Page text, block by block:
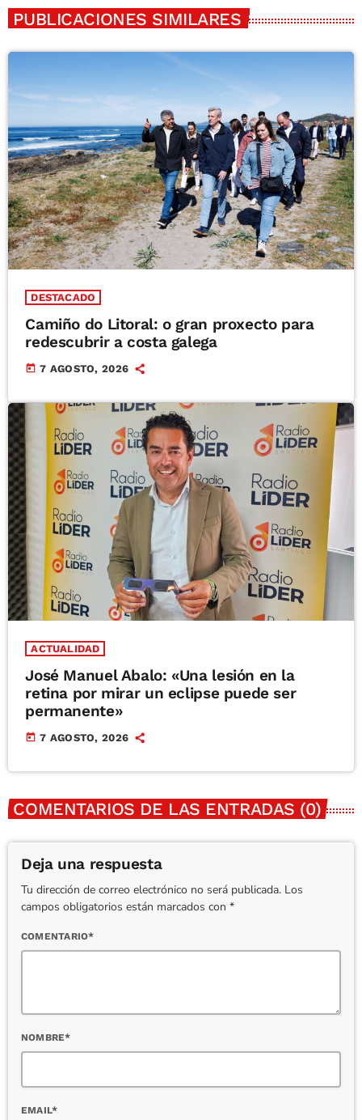
PUBLICACIONES SIMILARES
DESTACADO
Camiño do Litoral: o gran proxecto para
redescubrir a costa galega
today 7 AGOSTO, 2026
ACTUALIDAD
José Manuel Abalo: «Una lesión en la
retina por mirar un eclipse puede ser
permanente»
today 7 AGOSTO, 2026
COMENTARIOS DE LAS ENTRADAS (0)
Deja una respuesta
Tu dirección de correo electrónico no será publicada. Los
campos obligatorios están marcados con *
COMENTARIO*
NOMBRE*
EMAIL*